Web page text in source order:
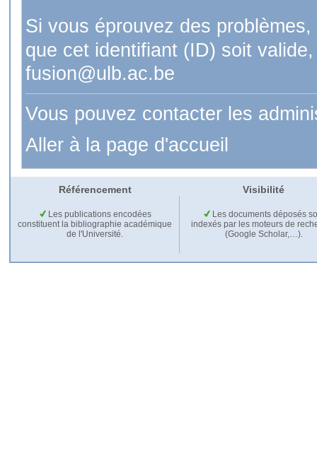
Si vous éprouvez des
que cet identifiant (ID) soit
fusion@ulb.ac.be
Vous pouvez contacter les
Aller à la page d'accueil
Référencement Visibilité
Les publications encodées
constituent la bibliographie académique
de l'Université.
Les documents déposés
indexés par les moteurs de
(Google Scholar,…).